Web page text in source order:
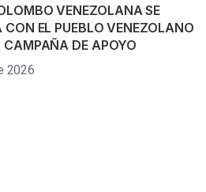
VENEZOLANA SE
CON EL PUEBLO VENEZOLANO
CAMPAÑA DE APOYO
2026